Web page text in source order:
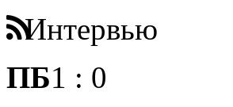
Интервью
ПБ1 : 0